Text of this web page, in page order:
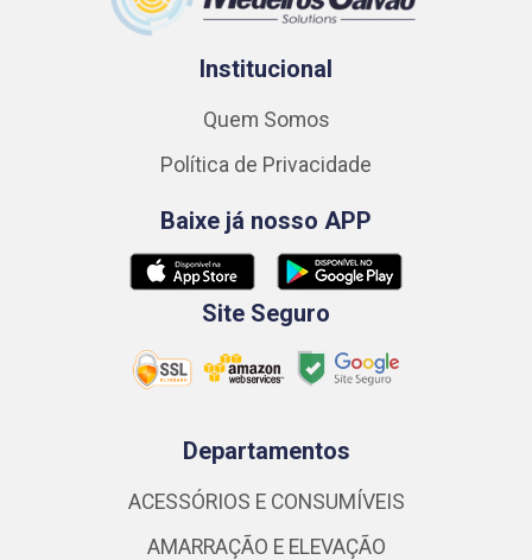
Institucional
Quem Somos
Política de Privacidade
Baixe já nosso APP
Site Seguro
Departamentos
ACESSÓRIOS E CONSUMÍVEIS
AMARRAÇÃO E ELEVAÇÃO